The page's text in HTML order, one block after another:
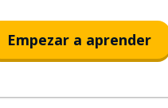
Empezar a aprender